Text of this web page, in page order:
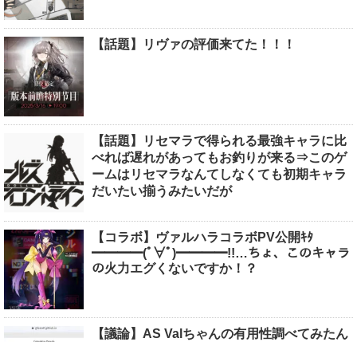
【話題】リヴァの評価来てた！！！
【話題】リセマラで得られる最強キャラに比
べれば遅れがあってもお釣りが来る⇒このゲ
ームはリセマラなんてしなくても初期キャラ
だいたい揃うみたいだが
【コラボ】ヴァルハラコラボPV公開ｷﾀ
━━━━(ﾟ∀ﾟ)━━━━!!…ちょ、このキャラ
の火力エグくないですか！？
【議論】AS Valちゃんの有用性調べてみたん